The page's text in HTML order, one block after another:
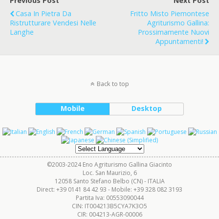
Casa In Pietra Da
Ristrutturare Vendesi Nelle
Langhe
Fritto Misto Piemontese
Agriturismo Gallina:
Prossimamente Nuovi
Appuntamenti!
Back to top
Mobile Desktop
©2003-2024 Eno Agriturismo Gallina Giacinto
Loc. San Maurizio, 6
12058 Santo Stefano Belbo (CN) - ITALIA
Direct: +39 0141 84 42 93 - Mobile: +39 328 082 3193
Partita Iva: 00553090044
CIN: IT004213B5CYA7K3O5
CIR: 004213-AGR-00006